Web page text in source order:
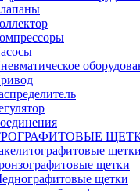
щетки
щетки
щетки